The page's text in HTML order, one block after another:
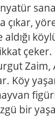
Zaim,
Köy
bir